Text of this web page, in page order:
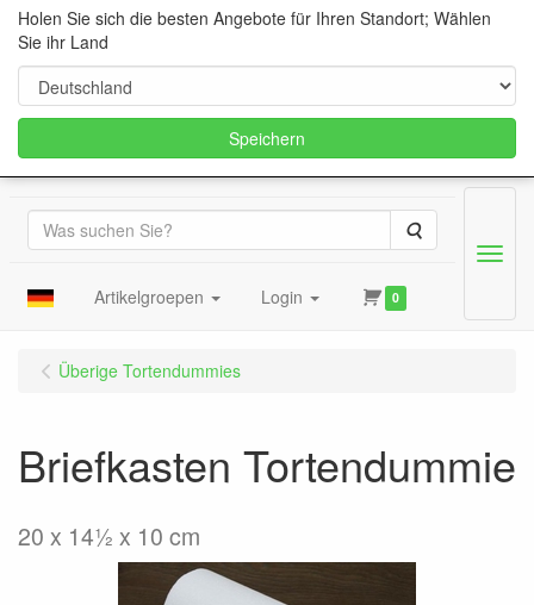
Suche
Artikelgroepen Login 0
Menu
Überige Tortendummies
Briefkasten Tortendummie
20 x 14½ x 10 cm
Holen Sie sich die besten Angebote für Ihren Standort; Wählen
Sie ihr Land
Speichern